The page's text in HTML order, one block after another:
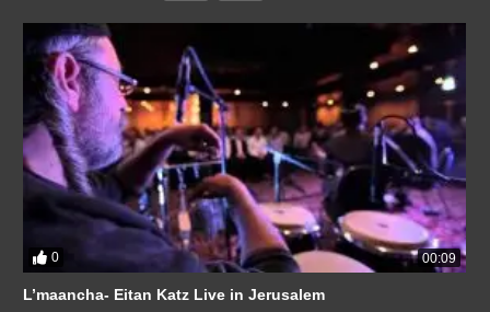
0 00:09
L’maancha- Eitan Katz Live in Jerusalem